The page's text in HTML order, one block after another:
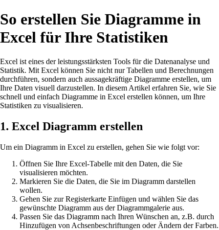
So erstellen Sie Diagramme in
Excel für Ihre Statistiken
Excel ist eines der leistungsstärksten Tools für die Datenanalyse und
Statistik. Mit Excel können Sie nicht nur Tabellen und Berechnungen
durchführen, sondern auch aussagekräftige Diagramme erstellen, um
Ihre Daten visuell darzustellen. In diesem Artikel erfahren Sie, wie Sie
schnell und einfach Diagramme in Excel erstellen können, um Ihre
Statistiken zu visualisieren.
1. Excel Diagramm erstellen
Um ein Diagramm in Excel zu erstellen, gehen Sie wie folgt vor:
Öffnen Sie Ihre Excel-Tabelle mit den Daten, die Sie
visualisieren möchten.
Markieren Sie die Daten, die Sie im Diagramm darstellen
wollen.
Gehen Sie zur Registerkarte Einfügen und wählen Sie das
gewünschte Diagramm aus der Diagrammgalerie aus.
Passen Sie das Diagramm nach Ihren Wünschen an, z.B. durch
Hinzufügen von Achsenbeschriftungen oder Ändern der Farben.